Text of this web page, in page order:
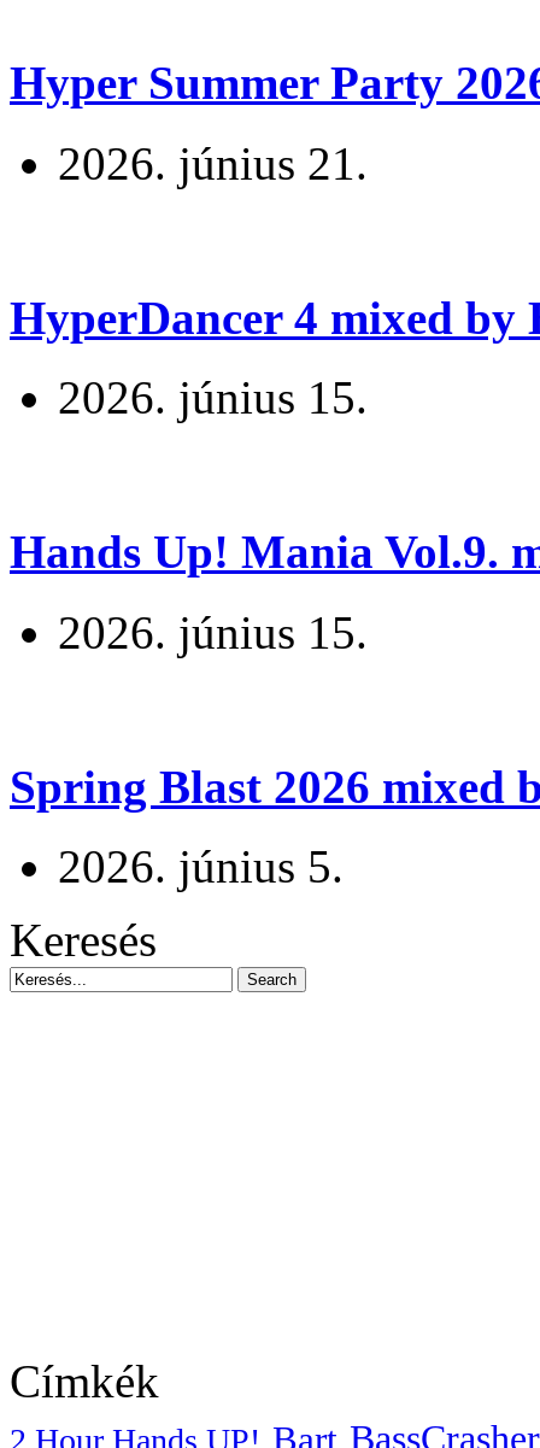
Hyper Summer Party
2026. június 21.
HyperDancer 4 mixed by
2026. június 15.
Hands Up! Mania Vol.9.
2026. június 15.
Spring Blast 2026 mixed
2026. június 5.
Keresés
Címkék
2 Hour Hands UP! Bart BassCrasher